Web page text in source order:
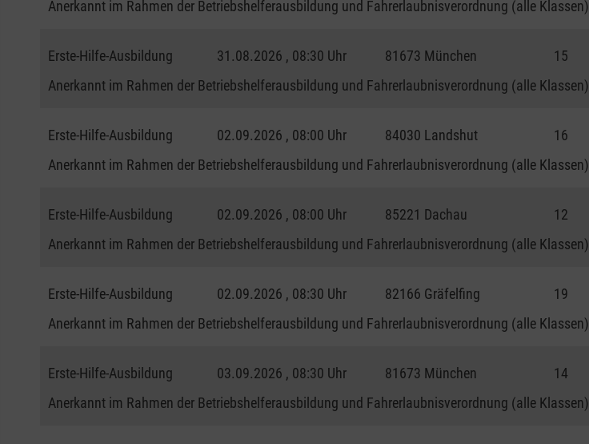
Anerkannt im Rahmen der Betriebshelferausbildung und Fahrerlaubnisverordnung (alle Klassen)
Erste-Hilfe-Ausbildung 31.08.2026 , 08:30 Uhr 81673 München 15
Anerkannt im Rahmen der Betriebshelferausbildung und Fahrerlaubnisverordnung (alle Klassen)
Erste-Hilfe-Ausbildung 02.09.2026 , 08:00 Uhr 84030 Landshut 16
Anerkannt im Rahmen der Betriebshelferausbildung und Fahrerlaubnisverordnung (alle Klassen)
Erste-Hilfe-Ausbildung 02.09.2026 , 08:00 Uhr 85221 Dachau 12
Anerkannt im Rahmen der Betriebshelferausbildung und Fahrerlaubnisverordnung (alle Klassen)
Erste-Hilfe-Ausbildung 02.09.2026 , 08:30 Uhr 82166 Gräfelfing 19
Anerkannt im Rahmen der Betriebshelferausbildung und Fahrerlaubnisverordnung (alle Klassen)
Erste-Hilfe-Ausbildung 03.09.2026 , 08:30 Uhr 81673 München 14
Anerkannt im Rahmen der Betriebshelferausbildung und Fahrerlaubnisverordnung (alle Klassen)